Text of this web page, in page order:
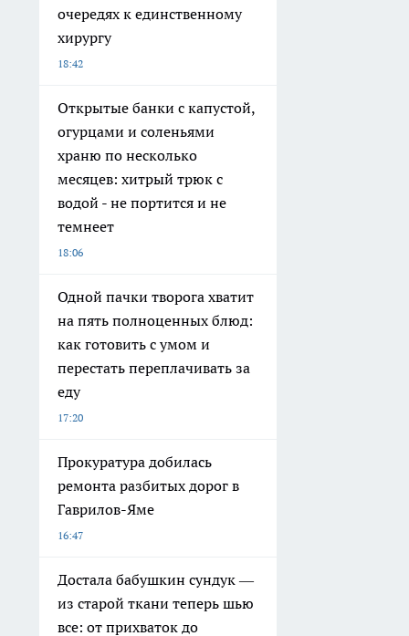
очередях к единственному
хирургу
18:42
Открытые банки с капустой,
огурцами и соленьями
храню по несколько
месяцев: хитрый трюк с
водой - не портится и не
темнеет
18:06
Одной пачки творога хватит
на пять полноценных блюд:
как готовить с умом и
перестать переплачивать за
еду
17:20
Прокуратура добилась
ремонта разбитых дорог в
Гаврилов-Яме
16:47
Достала бабушкин сундук —
из старой ткани теперь шью
все: от прихваток до